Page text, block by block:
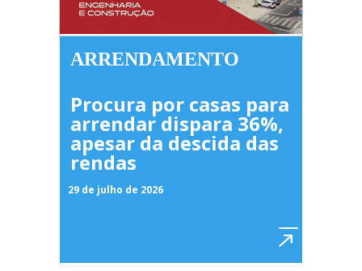
ARRENDAMENTO
Procura por casas para
arrendar dispara 36%,
apesar da descida das
rendas
29 de julho de 2026